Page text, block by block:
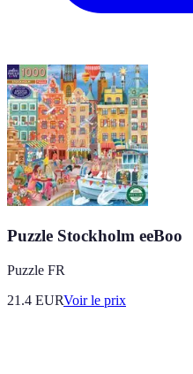
Puzzle Stockholm eeBoo
Puzzle FR
21.4 EURVoir le prix